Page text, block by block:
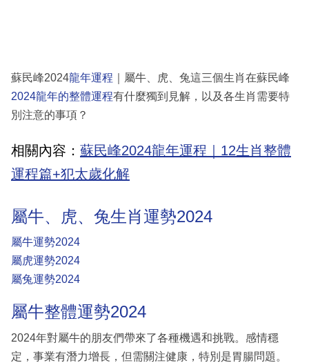
蘇民峰2024龍年運程 ｜屬牛、虎、兔這三個生肖在蘇民峰
2024龍年的整體運程有什麼獨到見解，以及各生肖需要特
別注意的事項？
相關內容： 蘇民峰2024龍年運程｜12生肖整體
運程篇+犯太歲化解
屬牛、虎、兔生肖運勢2024
屬牛運勢2024
屬虎運勢2024
屬兔運勢2024
屬牛整體運勢2024
2024年對屬牛的朋友們帶來了各種機遇和挑戰。感情穩
定，事業有潛力增長，但需關注健康，特別是胃腸問題。